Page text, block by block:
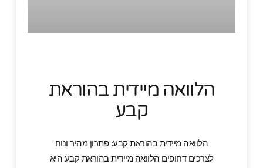
הלוואה מיידית בהוראת
קבע
הלוואה מיידית בהוראת קבע: פתרון מהיר ונוח
לצרכים דחופים הלוואה מיידית בהוראת קבע היא